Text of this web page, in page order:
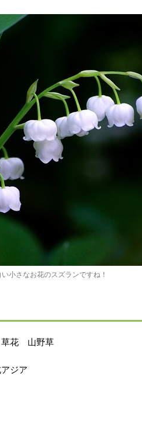
い小さなお花のスズランですね！
花 山野草
ジア